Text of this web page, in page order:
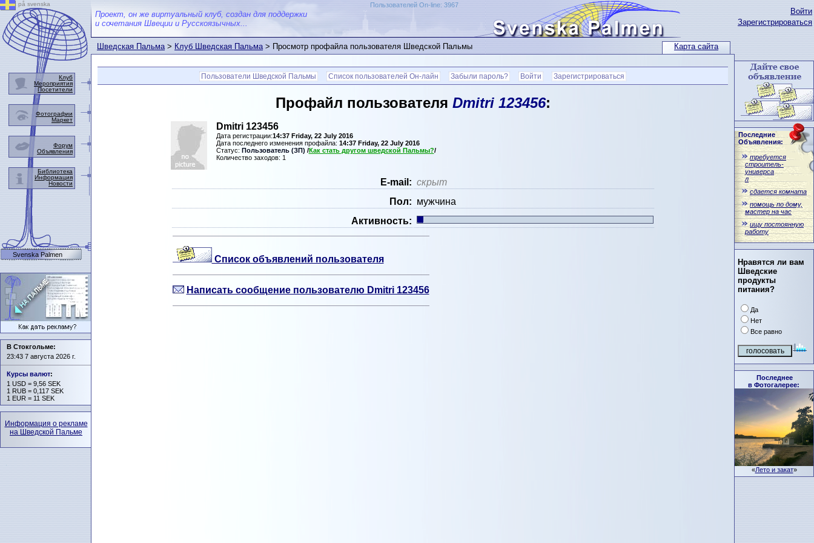
Карта сайта
Войти
Зарегистрироваться
Последние
Объявления:
требуется
строитель-
универса
л
сдается комната
помощь по дому,
мастер на час
ищу постоянную
работу
Нравятся ли вам
Шведские
продукты
питания?
Да
Нет
Все равно
Последнее
в Фотогалерее:
«Лето и закат»
Проект, он же виртуальный клуб, создан для поддержки
и сочетания Швеции и Русскоязычных...
Пользователей On-line: 3967
Шведская Пальма>Клуб Шведская Пальма> Просмотр профайла пользователя Шведской Пальмы
Пользователи Шведской Пальмы Список пользователей Он-лайн Забыли пароль? Войти Зарегистрироваться
Профайл пользователя Dmitri 123456:
Dmitri 123456
Дата регистрации:14:37 Friday, 22 July 2016
Дата последнего изменения профайла: 14:37 Friday, 22 July 2016
Статус: Пользователь (ЗП) /Как стать другом шведской Пальмы?/
Количество заходов: 1
Е-mail: скрыт
Пол: мужчина
Активность:
Список объявлений пользователя
Написать сообщение пользователю Dmitri 123456
på svenska
Клуб
Мероприятия
Посетители
Фотографии
Маркет
Форум
Объявления
Библиотека
Информация
Новости
Svenska Palmen
В Стокгольме:
23:43 7 августа 2026 г.
Курсы валют:
1 USD = 9,56 SEK
1 RUB = 0,117 SEK
1 EUR = 11 SEK
Информация о рекламе
на Шведской Пальме